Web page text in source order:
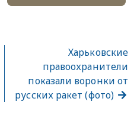
Харьковские
правоохранители
показали воронки от
русских ракет (фото)